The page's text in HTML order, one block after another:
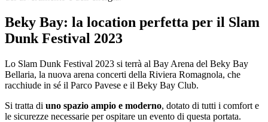
Beky Bay: la location perfetta per il Slam
Dunk Festival 2023
Lo Slam Dunk Festival 2023 si terrà al Bay Arena del Beky Bay
Bellaria, la nuova arena concerti della Riviera Romagnola, che
racchiude in sé il Parco Pavese e il Beky Bay Club.
Si tratta di uno spazio ampio e moderno, dotato di tutti i comfort e
le sicurezze necessarie per ospitare un evento di questa portata.